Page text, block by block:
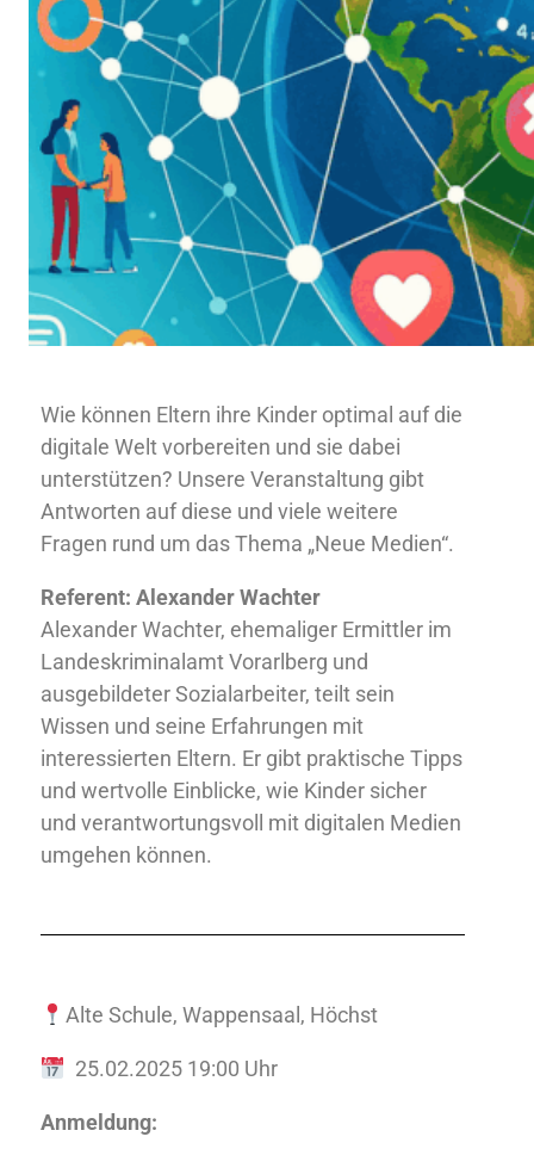
Wie können Eltern ihre Kinder optimal auf die
digitale Welt vorbereiten und sie dabei
unterstützen? Unsere Veranstaltung gibt
Antworten auf diese und viele weitere
Fragen rund um das Thema „Neue Medien“.
Referent: Alexander Wachter
Alexander Wachter, ehemaliger Ermittler im
Landeskriminalamt Vorarlberg und
ausgebildeter Sozialarbeiter, teilt sein
Wissen und seine Erfahrungen mit
interessierten Eltern. Er gibt praktische Tipps
und wertvolle Einblicke, wie Kinder sicher
und verantwortungsvoll mit digitalen Medien
umgehen können.
Alte Schule, Wappensaal, Höchst
25.02.2025 19:00 Uhr
Anmeldung: